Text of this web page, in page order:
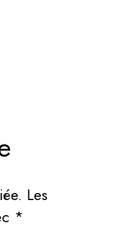
Les
*